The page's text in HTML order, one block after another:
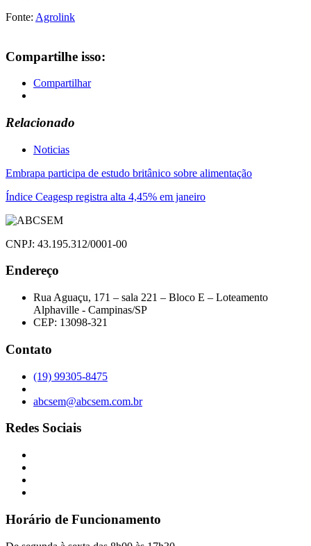
Fonte: Agrolink
Compartilhe isso:
Compartilhar
Relacionado
Noticias
Navegação
de
Post
Embrapa participa de estudo britânico sobre alimentação
Índice Ceagesp registra alta 4,45% em janeiro
CNPJ: 43.195.312/0001-00
Endereço
Rua Aguaçu, 171 – sala 221 – Bloco E – Loteamento
Alphaville - Campinas/SP
CEP: 13098-321
Contato
(19) 99305-8475
abcsem@abcsem.com.br
Redes Sociais
Horário de Funcionamento